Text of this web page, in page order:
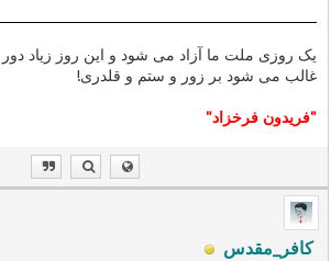
یک روزی ملت ما آزاد می شود و این روز زیاد
غالب می شود بر زور و ستم و قلدری!
"فریدون فرخزاد"
کافر_مقدس